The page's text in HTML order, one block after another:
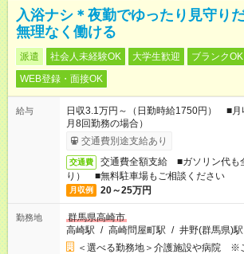
入浴ナシ＊夜勤でゆったり見守り
無理なく働ける
派遣 社会人未経験OK 大学生歓迎
ブランクOK
WEB登録・面接OK
給与
日収3.1万円～（日勤時給1750円） ■月
月8回勤務の場合）
交通費別途支給あり
交通費
交通費全額支給 ■ガソリン代も
り） ■無料駐車場もご相談ください
月収例 20～25万円
勤務地
群馬県高崎市
高崎駅 / 高崎問屋町駅 / 井野(群馬県)駅
＜選べる勤務地＞介護施設や病院 ※